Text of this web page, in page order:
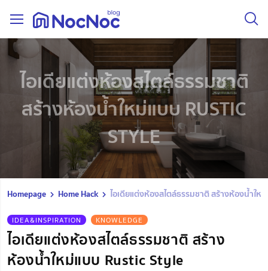
ไอเดียแต่งห้องสไตล์ธรรมชาติ
สร้างห้องน้ำใหม่แบบ RUSTIC
STYLE
Homepage Home Hack ไอเดียแต่งห้องสไตล์ธรรมชาติ สร้างห้องน้ำให
IDEA&INSPIRATION KNOWLEDGE
ไอเดียแต่งห้องสไตล์ธรรมชาติ สร้าง
ห้องน้ำใหม่แบบ Rustic Style